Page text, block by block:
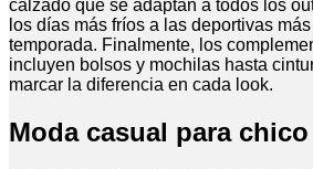
calzado que se adaptan a todos los
los días más fríos a las deportivas
temporada. Finalmente, los
incluyen bolsos y mochilas hasta
marcar la diferencia en cada look.
Moda casual para chico